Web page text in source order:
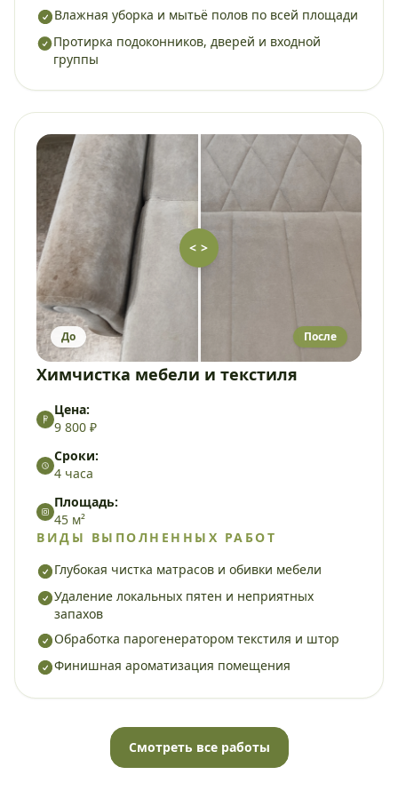
Влажная уборка и мытьё полов по всей площади
Протирка подоконников, дверей и входной
группы
< >
До После
Химчистка мебели и текстиля
Цена:
9 800 ₽
Сроки:
4 часа
Площадь:
45 м²
ВИДЫ ВЫПОЛНЕННЫХ РАБОТ
Глубокая чистка матрасов и обивки мебели
Удаление локальных пятен и неприятных
запахов
Обработка парогенератором текстиля и штор
Финишная ароматизация помещения
Смотреть все работы